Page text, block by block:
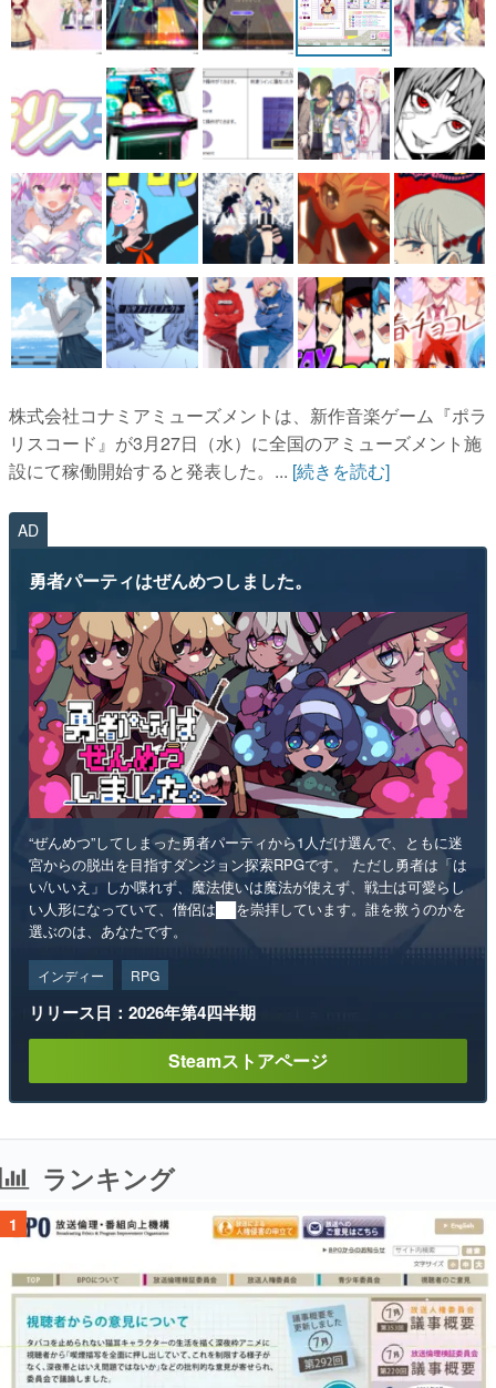
アプリレビュー
その他
電ファミニコゲーマーとは？
運営：株式会社マレ
株式会社コナミアミューズメントは、新作音楽ゲーム『ポラ
リスコード』が3月27日（水）に全国のアミューズメント施
設にて稼働開始すると発表した。... [続きを読む]
AD
勇者パーティはぜんめつしました。
“ぜんめつ”してしまった勇者パーティから1人だけ選んで、ともに迷
宮からの脱出を目指すダンジョン探索RPGです。 ただし勇者は「は
い/いいえ」しか喋れず、魔法使いは魔法が使えず、戦士は可愛らし
い人形になっていて、僧侶は██を崇拝しています。誰を救うのかを
選ぶのは、あなたです。
インディー RPG
リリース日：2026年第4四半期
Steamストアページ
ランキング
1